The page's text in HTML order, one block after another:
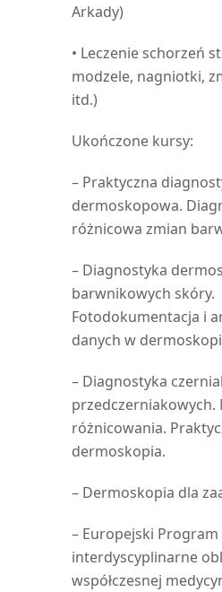
Arkady)
• Leczenie schorzeń
modzele, nagniotki,
itd.)
Ukończone kursy:
– Praktyczna
dermoskopowa.
różnicowa zmian
– Diagnostyka
barwnikowych skóry.
Fotodokumentacja i
danych w
– Diagnostyka
przedczerniakowych.
różnicowania.
dermoskopia.
– Dermoskopia dla
– Europejski Program
interdyscyplinarne
współczesnej